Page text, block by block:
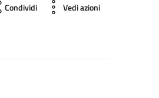
Condividi Vedi azioni